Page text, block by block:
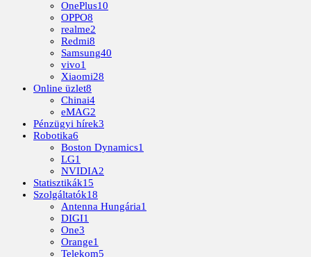
OnePlus10
OPPO8
realme2
Redmi8
Samsung40
vivo1
Xiaomi28
Online üzlet8
Chinai4
eMAG2
Pénzügyi hírek3
Robotika6
Boston Dynamics1
LG1
NVIDIA2
Statisztikák15
Szolgáltatók18
Antenna Hungária1
DIGI1
One3
Orange1
Telekom5